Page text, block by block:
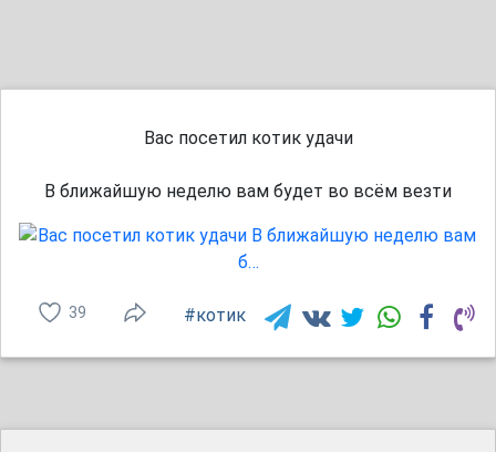
Вас посетил котик удачи
В ближайшую неделю вам будет во всём везти
39 #котик